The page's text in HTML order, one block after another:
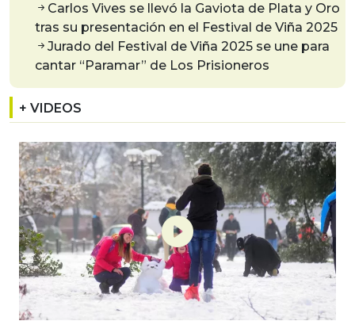
Carlos Vives se llevó la Gaviota de Plata y Oro
tras su presentación en el Festival de Viña 2025
Jurado del Festival de Viña 2025 se une para
cantar “Paramar” de Los Prisioneros
+ VIDEOS